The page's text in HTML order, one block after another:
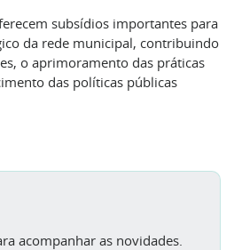
subsídios importantes para
da rede municipal, contribuindo
o aprimoramento das práticas
das políticas públicas
acompanhar as novidades.